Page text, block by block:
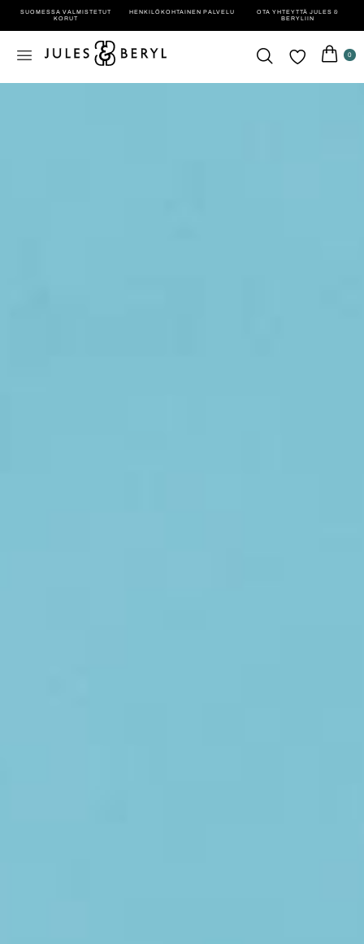
SUOMESSA VALMISTETUT
KORUT
HENKILÖ­KOHTAINEN PALVELU
OTA YHTEYTTÄ JULES &
BERYLIIN
0